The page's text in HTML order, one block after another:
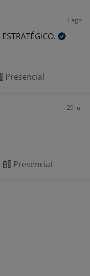
3 ago
ESTRATÉGICO.
Presencial
29 jul
Presencial